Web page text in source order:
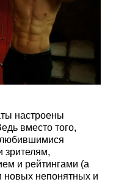
настроены
вместо того,
зрителям,
и рейтингами (а
новых непонятных и